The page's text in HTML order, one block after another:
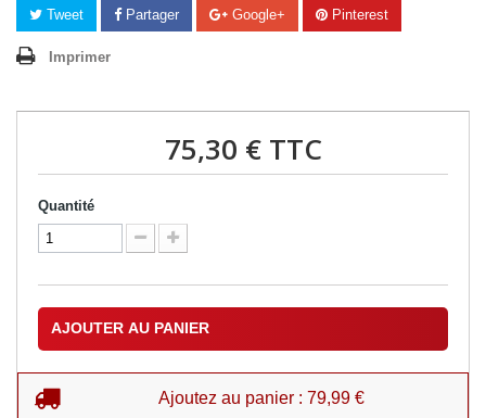
Tweet Partager Google+ Pinterest
Imprimer
75,30 €TTC
Quantité
AJOUTER AU PANIER
Ajoutez au panier : 79,99 €